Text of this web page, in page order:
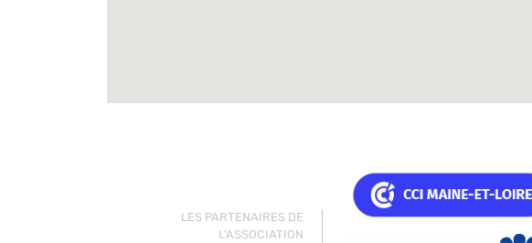
LES PARTENAIRES DE
L'ASSOCIATION